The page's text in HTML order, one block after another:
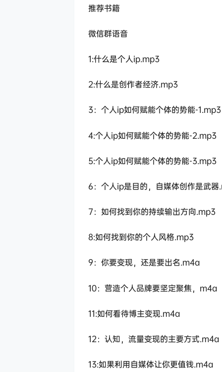
推荐书籍
微信群语音
1:什么是个人ip.mp3
2:什么是创作者经济.mp3
3：个人ip如何赋能个体的势能-1.mp3
4:个人ip如何赋能个体的势能-2.mp3
5:个人ip如何赋能个体的势能-3.mp3
6：个人ip是目的，自媒体创作是武
7：如何找到你的持续输出方向.mp3
8:如何找到你的个人风格.mp3
9：你要变现，还是要出名.m4a
10：营造个人品牌要坚定聚焦，m4a
11:如何看待博主变现.m4a
12：认知，流量变现的主要方式.m4a
13:如果利用自媒体让你更值钱.m4a